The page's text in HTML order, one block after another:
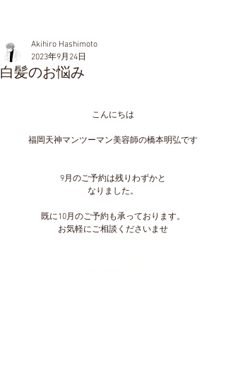
白髪のお悩み
Akihiro Hashimoto
2023年9月24日
こんにちは
福岡天神マンツーマン美容師の橋本明弘です
9月のご予約は残りわずかと
なりました。
既に10月のご予約も承っております。
お気軽にご相談くださいませ